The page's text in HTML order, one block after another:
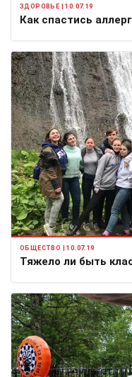
ЗДОРОВЬЕ | 10.07.19
Как спастись
ОБЩЕСТВО | 10.07.19
Тяжело ли быть